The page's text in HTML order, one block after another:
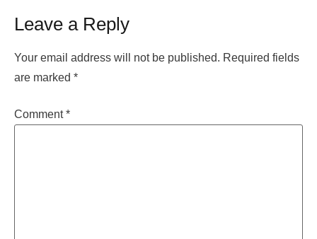
Leave a Reply
Your email address will not be published. Required fields
are marked *
Comment*